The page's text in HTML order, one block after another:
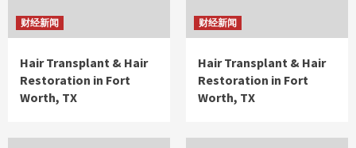
财经新闻
Hair Transplant & Hair
Restoration in Fort
Worth, TX
财经新闻
Hair Transplant & Hair
Restoration in Fort
Worth, TX